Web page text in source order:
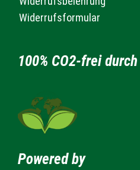
Widerrufsformular
100% CO2-frei
Powered by